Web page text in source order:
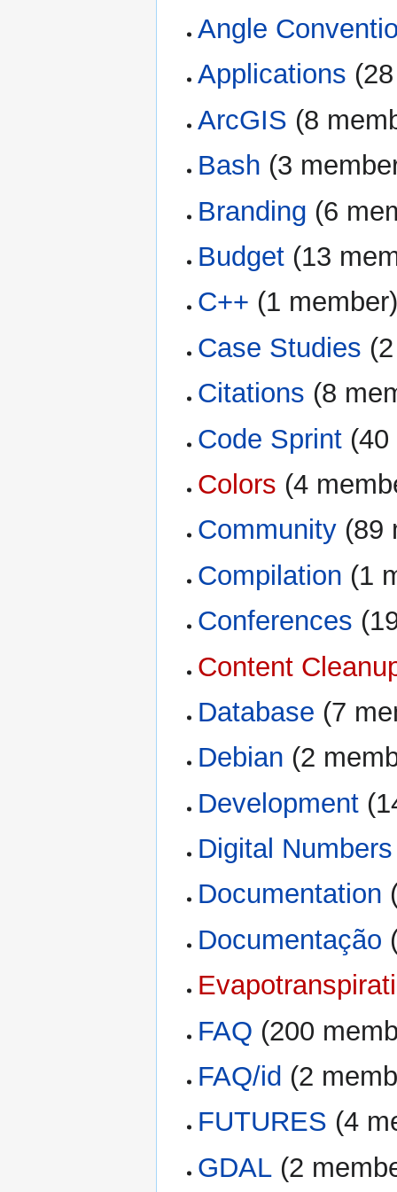
Angle
Applications
ArcGIS (8
Bash (3
Branding (6
Budget (13
C++ (1
Case Studies
Citations (8
Code Sprint
Colors (4
Community
Compilation (1
Conferences
Content
Database (7
Debian (2
Development
Digital Numbers
Documentation
Documentação
FAQ (200
FAQ/id
(2
FUTURES (4
GDAL (2